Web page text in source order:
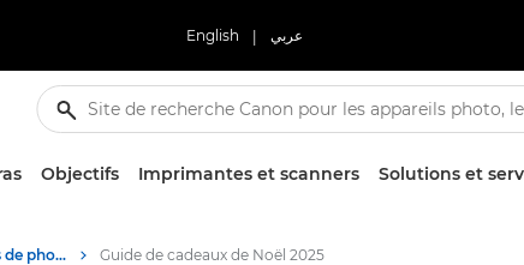
English | عربي
Objectifs Imprimantes et scanners Solutions et
Conseils et techniques de photographie et d'impression Guide de cadeaux de Noël 2025